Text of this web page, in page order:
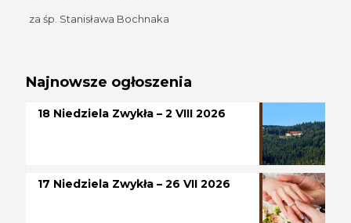
za śp. Stanisława Bochnaka
Najnowsze ogłoszenia
18 Niedziela Zwykła – 2 VIII 2026
17 Niedziela Zwykła – 26 VII 2026